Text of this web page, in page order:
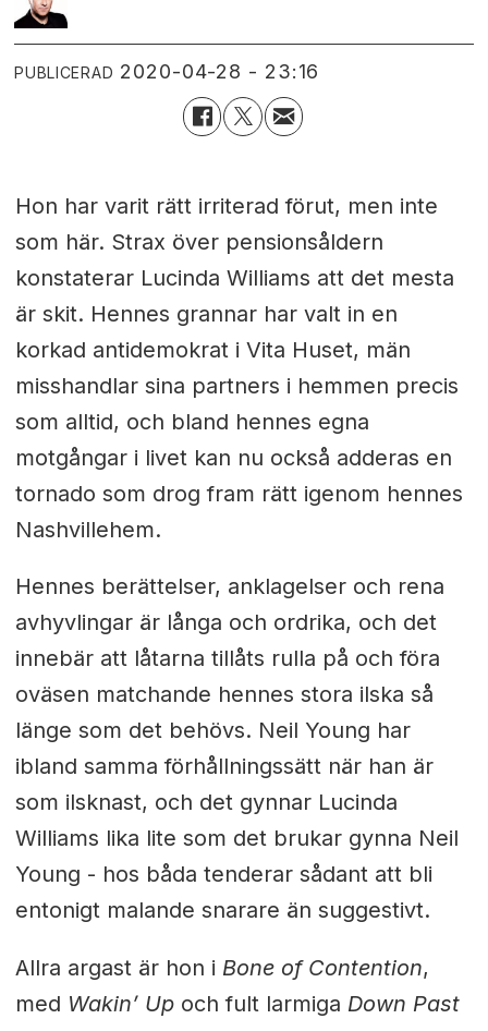
PUBLICERAD 2020-04-28 - 23:16
Hon har varit rätt irriterad förut, men inte
som här. Strax över pensionsåldern
konstaterar Lucinda Williams att det mesta
är skit. Hennes grannar har valt in en
korkad antidemokrat i Vita Huset, män
misshandlar sina partners i hemmen precis
som alltid, och bland hennes egna
motgångar i livet kan nu också adderas en
tornado som drog fram rätt igenom hennes
Nashvillehem.
Hennes berättelser, anklagelser och rena
avhyvlingar är långa och ordrika, och det
innebär att låtarna tillåts rulla på och föra
oväsen matchande hennes stora ilska så
länge som det behövs. Neil Young har
ibland samma förhållningssätt när han är
som ilsknast, och det gynnar Lucinda
Williams lika lite som det brukar gynna Neil
Young - hos båda tenderar sådant att bli
entonigt malande snarare än suggestivt.
Allra argast är hon i Bone of Contention,
med Wakin’ Upoch fult larmiga Down Past